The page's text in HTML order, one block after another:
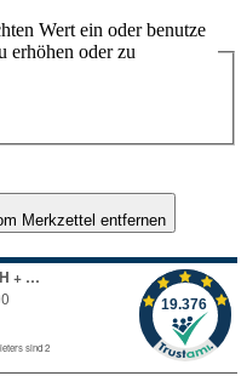
Wert ein oder benutze
erhöhen oder zu
Merkzettel entfernen